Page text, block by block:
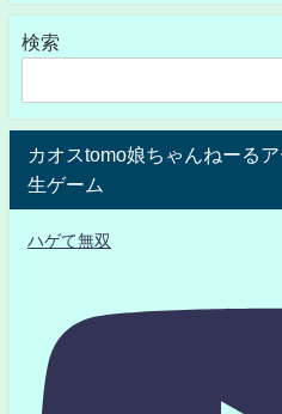
検索
カオスtomo娘ちゃんねーる
生ゲーム
ハゲて無双